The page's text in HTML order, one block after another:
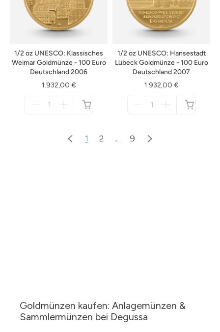
1/2 oz UNESCO: Klassisches
Weimar Goldmünze - 100 Euro
Deutschland 2006
1.932,00 €
1/2 oz UNESCO: Hansestadt
Lübeck Goldmünze - 100 Euro
Deutschland 2007
1.932,00 €
1 2 ... 9
Goldmünzen kaufen: Anlagemünzen &
Sammlermünzen bei Degussa